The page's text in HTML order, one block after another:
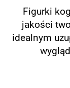
Figurki
jakości
idealnym